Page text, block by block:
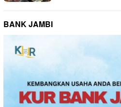
BANK JAMBI